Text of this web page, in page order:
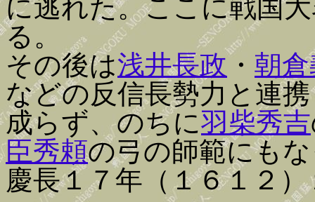
に逃れた。ここに戦国
る。
その後は浅井長政・ 朝
などの反信長勢力と連
成らず、のちに羽柴秀吉
臣秀頼の弓の師範にも
慶長１７年（１６１２